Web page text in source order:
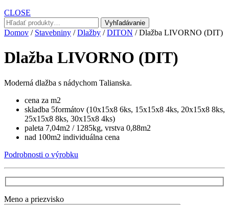
CLOSE
Hľadať:
Vyhľadávanie
Domov / Stavebniny /Dlažby /DITON / Dlažba LIVORNO (DIT)
Dlažba LIVORNO (DIT)
Moderná dlažba s nádychom Talianska.
cena za m2
skladba 5formátov (10x15x8 6ks, 15x15x8 4ks, 20x15x8 8ks,
25x15x8 8ks, 30x15x8 4ks)
paleta 7,04m2 / 1285kg, vrstva 0,88m2
nad 100m2 individuálna cena
Podrobnosti o výrobku
Meno a priezvisko